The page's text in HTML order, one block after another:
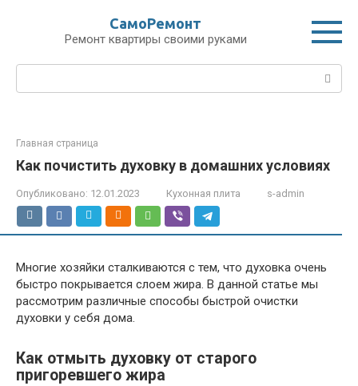
СамоРемонт
Ремонт квартиры своими руками
Поиск:
Главная страница
Как почистить духовку в домашних условиях
Опубликовано: 12.01.2023 Кухонная плита s-admin
Многие хозяйки сталкиваются с тем, что духовка очень
быстро покрывается слоем жира. В данной статье мы
рассмотрим различные способы быстрой очистки
духовки у себя дома.
Как отмыть духовку от старого
пригоревшего жира